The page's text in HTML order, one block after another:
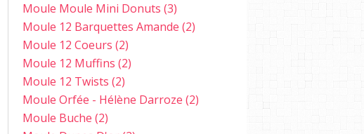
Moule Moule Mini Donuts (3)
Moule 12 Barquettes Amande (2)
Moule 12 Coeurs (2)
Moule 12 Muffins (2)
Moule 12 Twists (2)
Moule Orfée - Hélène Darroze (2)
Moule Buche (2)